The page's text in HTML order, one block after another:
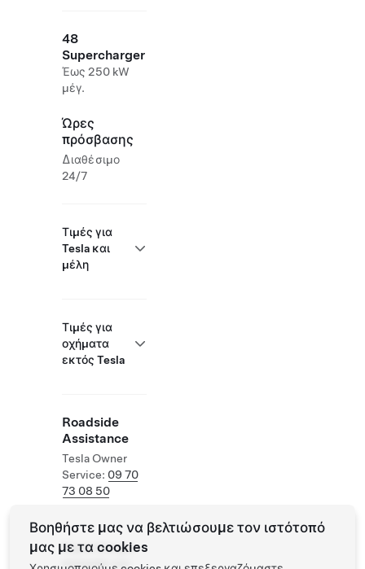
48
Supercharger
Έως 250 kW
μέγ.
Ώρες
πρόσβασης
Διαθέσιμο
24/7
Τιμές για
Tesla και
μέλη
Τιμές για
οχήματα
εκτός Tesla
Roadside
Assistance
Tesla Owner
Service: 09 70
73 08 50
Supercharger
ανοιχτός για
Βοηθήστε μας να βελτιώσουμε τον ιστότοπό
μας με τα cookies